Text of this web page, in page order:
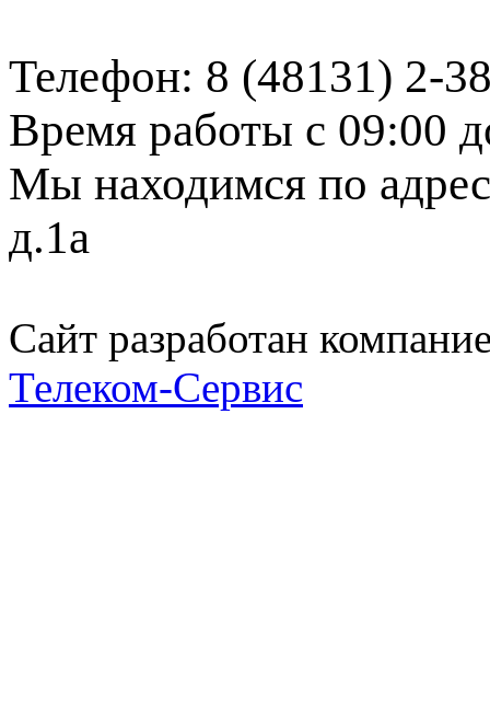
Телефон: 8 (48131) 2-
Время работы с 09:00
Мы находимся по
д.1а
Сайт разработан
Телеком-Сервис